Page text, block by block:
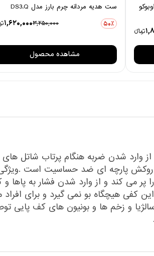
تومانءء
ست هدیه مردانه چرم بارز مدل DS3.Q
50٪ 3,250,000
1,620,000
مشاهده محصول
وارد شدن ضربه هنگام پرتاب شاتل
روکش پارچه ای ضد حساسیت است
می کند و از وارد شدن فشار به
کفی هیچگاه بو نمی گیرد و برای
و زخم ها و بونیون های کف